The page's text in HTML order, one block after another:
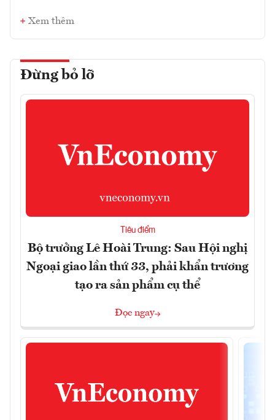
Xem thêm
Đừng bỏ lỡ
Tiêu điểm
Bộ trưởng Lê Hoài Trung: Sau Hội nghị
Ngoại giao lần thứ 33, phải khẩn trương
tạo ra sản phẩm cụ thể
Đọc ngay